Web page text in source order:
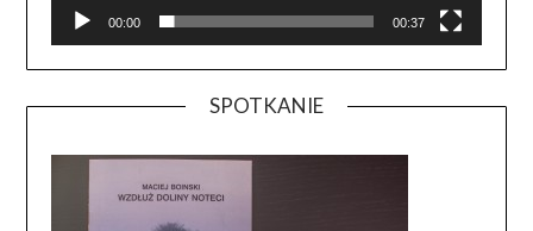
00:00 00:37
SPOTKANIE